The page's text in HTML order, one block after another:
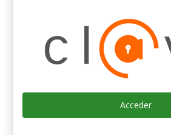
Acceder